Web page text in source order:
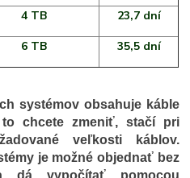
4 TB
23,7 dní
6 TB
35,5 dní
systémov obsahuje káble
chcete zmeniť, stačí pri
veľkosti káblov.
je možné objednať bez
dá vypočítať pomocou